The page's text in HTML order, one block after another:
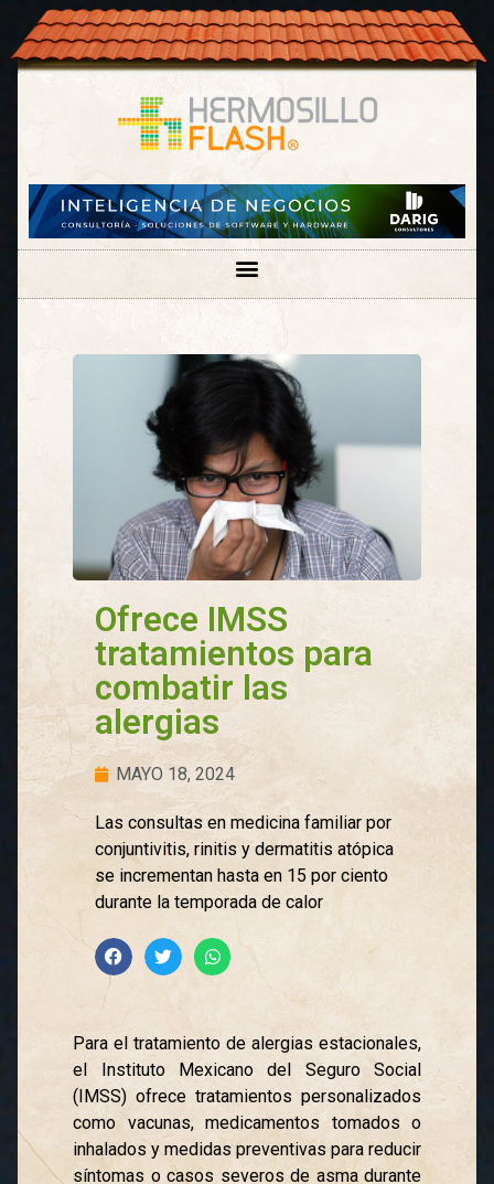
Ofrece IMSS
tratamientos para
combatir las
alergias
MAYO 18, 2024
Las consultas en medicina familiar por
conjuntivitis, rinitis y dermatitis atópica
se incrementan hasta en 15 por ciento
durante la temporada de calor
Para el tratamiento de alergias estacionales,
el Instituto Mexicano del Seguro Social
(IMSS) ofrece tratamientos personalizados
como vacunas, medicamentos tomados o
inhalados y medidas preventivas para reducir
síntomas o casos severos de asma durante